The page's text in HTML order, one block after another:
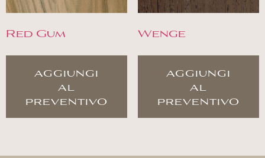
Red Gum
aggiungi
al
preventivo
Wenge
aggiungi
al
preventivo